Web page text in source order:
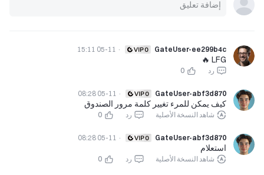
GateUser-ee299b4c
·
05-11 15:11
LFG 🔥
رد 0
GateUser-abf3d870
·
05-11 08:28
كيف يمكن للمرء تغيير كلمة مرور الصندوق
شاهد النسخة الأصلية رد 0
GateUser-abf3d870
·
05-11 08:28
استعلام
شاهد النسخة الأصلية رد 0